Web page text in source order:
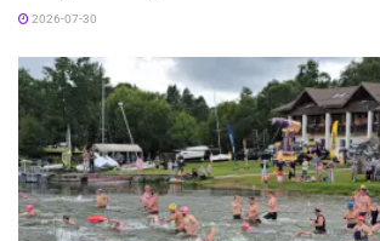
Nuotraukų autorius – Tomas Gaubys
www.ldsf.lt
2026-07-30